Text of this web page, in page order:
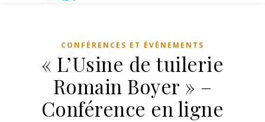
CONFÉRENCES ET ÉVÉNEMENTS
« L’Usine de tuilerie
Romain Boyer » –
Conférence en ligne